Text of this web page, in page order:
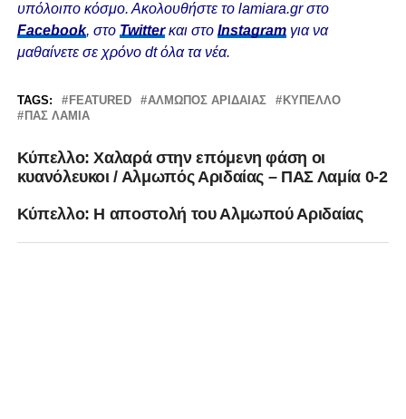
υπόλοιπο κόσμο. Ακολουθήστε το lamiara.gr στο
Facebook, στο Twitterκαι στο Instagram για να
μαθαίνετε σε χρόνο dt όλα τα νέα.
TAGS: FEATURED ΑΛΜΩΠΟΣ ΑΡΙΔΑΙΑΣ
ΚΎΠΕΛΛΟ
ΠΑΣ ΛΑΜΙΑ
Kύπελλο: Χαλαρά στην επόμενη φάση οι
κυανόλευκοι / Αλμωπός Αριδαίας – ΠΑΣ Λαμία 0-2
Κύπελλο: Η αποστολή του Αλμωπού Αριδαίας